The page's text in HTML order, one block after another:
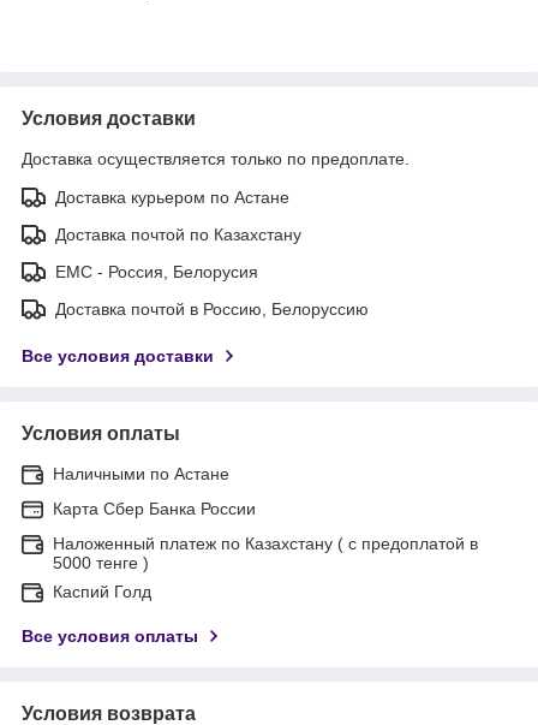
Условия доставки
Доставка осуществляется только по предоплате.
Доставка курьером по Астане
Доставка почтой по Казахстану
ЕМС - Россия, Белорусия
Доставка почтой в Россию, Белоруссию
Все условия доставки
Условия оплаты
Наличными по Астане
Карта Сбер Банка России
Наложенный платеж по Казахстану ( с предоплатой в
5000 тенге )
Каспий Голд
Все условия оплаты
Условия возврата